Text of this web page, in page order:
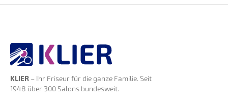
KLIER – Ihr Friseur für die ganze Familie. Seit
1948 über 300 Salons bundesweit.